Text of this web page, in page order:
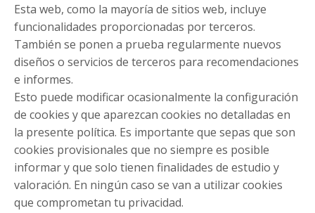
Esta web, como la mayoría de sitios web, incluye
funcionalidades proporcionadas por terceros.
También se ponen a prueba regularmente nuevos
diseños o servicios de terceros para recomendaciones
e informes.
Esto puede modificar ocasionalmente la configuración
de cookies y que aparezcan cookies no detalladas en
la presente política. Es importante que sepas que son
cookies provisionales que no siempre es posible
informar y que solo tienen finalidades de estudio y
valoración. En ningún caso se van a utilizar cookies
que comprometan tu privacidad.